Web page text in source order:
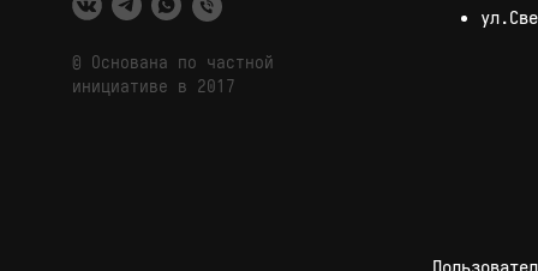
© Основана по частной
инициативе в 2017